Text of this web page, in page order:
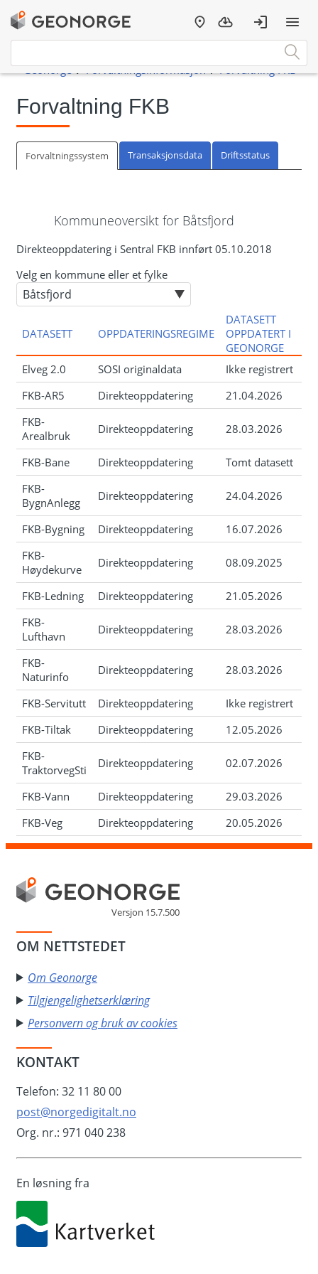
Forvaltning FKB
Forvaltningssystem Transaksjonsdata Driftsstatus
Kommuneoversikt for Båtsfjord
Direkteoppdatering i Sentral FKB innført 05.10.2018
Velg en kommune eller et fylke
DATASETT OPPDATERINGSREGIME
DATASETT
OPPDATERT I
GEONORGE
Elveg 2.0
SOSI originaldata
Ikke registrert
FKB-AR5
Direkteoppdatering
21.04.2026
FKB-
Arealbruk
Direkteoppdatering 28.03.2026
FKB-Bane Direkteoppdatering
Tomt datasett
FKB-
BygnAnlegg
Direkteoppdatering 24.04.2026
FKB-Bygning Direkteoppdatering
16.07.2026
FKB-
Høydekurve
Direkteoppdatering 08.09.2025
FKB-Ledning Direkteoppdatering
21.05.2026
FKB-
Lufthavn
Direkteoppdatering 28.03.2026
FKB-
Naturinfo
Direkteoppdatering 28.03.2026
FKB-Servitutt Direkteoppdatering
Ikke registrert
FKB-Tiltak
Direkteoppdatering
12.05.2026
FKB-
TraktorvegSti
Direkteoppdatering 02.07.2026
FKB-Vann Direkteoppdatering
29.03.2026
FKB-Veg
Direkteoppdatering 20.05.2026